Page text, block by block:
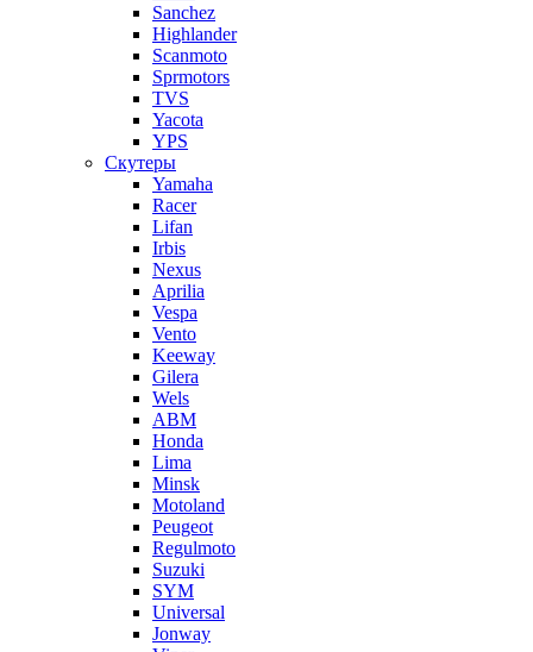
Sanchez
Highlander
Scanmoto
Sprmotors
TVS
Yacota
YPS
Скутеры
Yamaha
Racer
Lifan
Irbis
Nexus
Aprilia
Vespa
Vento
Keeway
Gilera
Wels
ABM
Honda
Lima
Minsk
Motoland
Peugeot
Regulmoto
Suzuki
SYM
Universal
Jonway